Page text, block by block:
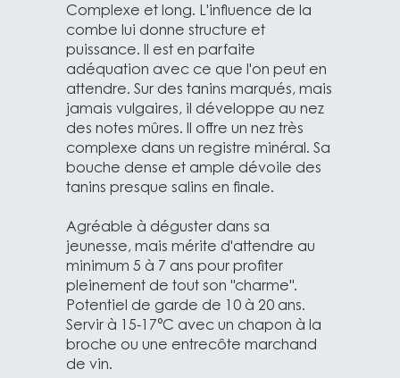
Complexe et long. L'influence de la
combe lui donne structure et
puissance. Il est en parfaite
adéquation avec ce que l'on peut en
attendre. Sur des tanins marqués, mais
jamais vulgaires, il développe au nez
des notes mûres. Il offre un nez très
complexe dans un registre minéral. Sa
bouche dense et ample dévoile des
tanins presque salins en finale.
Agréable à déguster dans sa
jeunesse, mais mérite d'attendre au
minimum 5 à 7 ans pour profiter
pleinement de tout son "charme".
Potentiel de garde de 10 à 20 ans.
Servir à 15-17°C avec un chapon à la
broche ou une entrecôte marchand
de vin.